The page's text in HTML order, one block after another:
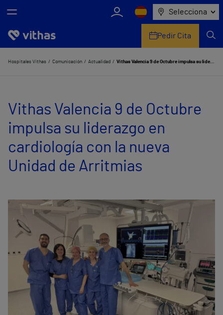
Selecciona
Nosotros
Servicios de salud
Equipo médico y asistencial
Pedir Cita
Hospitales Vithas Comunicación Actualidad Vithas Valencia 9 de Octubre impulsa su liderazgo en cardiología con la nueva Unidad de Arritmias
Vithas Valencia 9 de Octubre
impulsa su liderazgo en
cardiología con la nueva
Unidad de Arritmias